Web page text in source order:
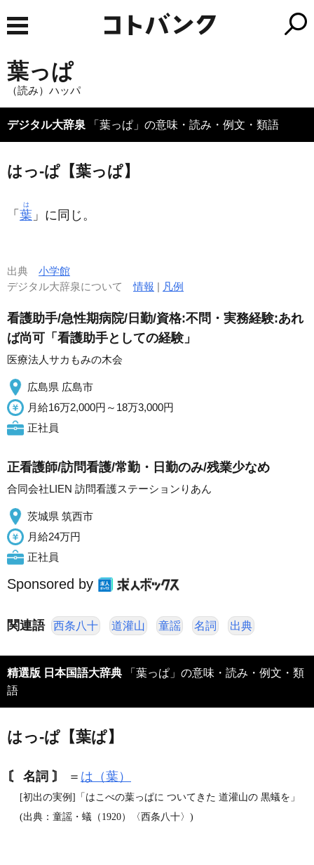
葉っぱ
（読み）ハッパ
デジタル大辞泉 「葉っぱ」の意味・読み・例文・類語
はっ‐ぱ【葉っぱ】
「 葉
は
」に同じ。
出典 小学館
デジタル大辞泉について情報 | 凡例
看護助手/急性期病院/日勤/資格:不問・実務経験:あれ
ば尚可「看護助手としての経験」
医療法人サカもみの木会
広島県 広島市
月給16万2,000円～18万3,000円
正社員
正看護師/訪問看護/常勤・日勤のみ/残業少なめ
合同会社LIEN 訪問看護ステーションりあん
茨城県 筑西市
月給24万円
正社員
Sponsored by
関連語 西条八十 道灌山 童謡 名詞 出典
精選版 日本国語大辞典
語
はっ‐ぱ【葉ぱ】
〘 名詞 〙 ＝ は（葉）
[初出の実例]「はこべの葉っぱに ついてきた 道灌山の 黒蟻を」
(出典：童謡・蟻（1920）〈西条八十〉)